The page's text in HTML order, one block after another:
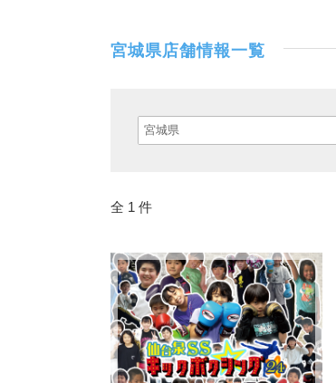
宮城県店舗情報一覧
全 1 件